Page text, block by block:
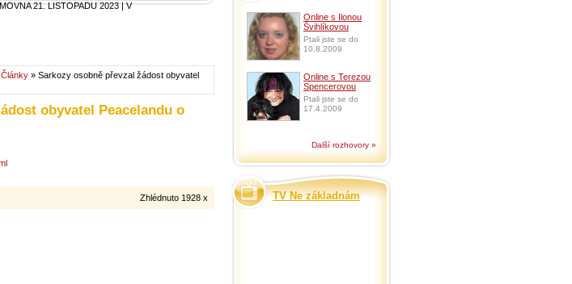
21. LISTOPADU 2023|V
Články » Sarkozy osobně převzal žádost obyvatel
obyvatel Peacelandu o
Zhlédnuto 1928 x
Online s Ilonou
Švihlíkovou
Ptali jste se do
10.8.2009
Online s Terezou
Spencerovou
Ptali jste se do
17.4.2009
Další rozhovory »
TV Ne základnám